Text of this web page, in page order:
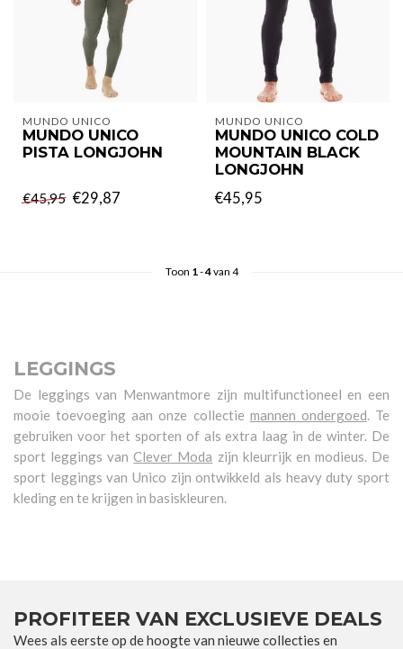
MUNDO UNICO
MUNDO UNICO
PISTA LONGJOHN
€45,95 €29,87
MUNDO UNICO
MUNDO UNICO COLD
MOUNTAIN BLACK
LONGJOHN
€45,95
Toon 1-4van 4
LEGGINGS
De leggings van Menwantmore zijn multifunctioneel en een
mooie toevoeging aan onze collectie mannen ondergoed. Te
gebruiken voor het sporten of als extra laag in de winter. De
sport leggings vanClever Moda zijn kleurrijk en modieus. De
sport leggings van Unico zijn ontwikkeld als heavy duty sport
kleding en te krijgen in basiskleuren.
PROFITEER VAN EXCLUSIEVE DEALS
Wees als eerste op de hoogte van nieuwe collecties en